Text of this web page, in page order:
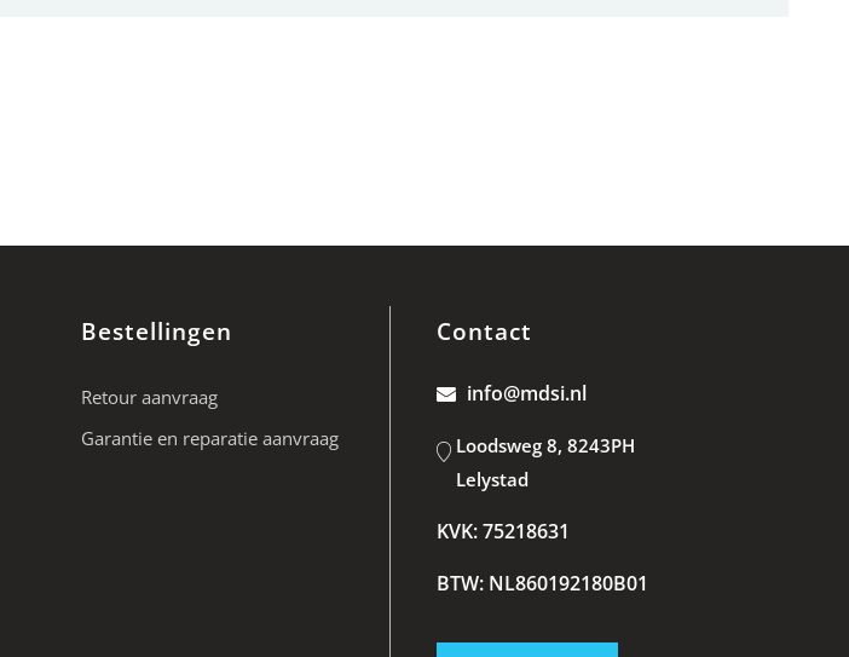
Bestellingen
Retour aanvraag
Garantie en reparatie aanvraag
Contact
info@mdsi.nl
Loodsweg 8, 8243PH
Lelystad
KVK: 75218631
BTW: NL860192180B01